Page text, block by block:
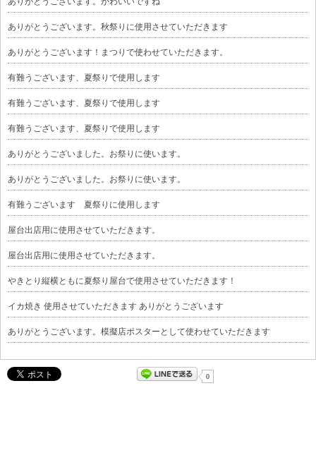
ありがとうございます。秋祭りに使用させていただきます
ありがとうございます！まつりで使わせていただきます。
有難うございます、夏祭りで使用します
有難うございます、夏祭りで使用します
有難うございます、夏祭りで使用します
ありがとうございました。お祭りに使います。
ありがとうございました。お祭りに使います。
有難うございます 夏祭りに使用します
屋台出店用に使用させていただきます。
屋台出店用に使用させていただきます。
やきとり縦横ともに夏祭り屋台で使用させていただきます！
イカ焼き 使用させていただきます ありがとうございます
ありがとうございます。模擬店ポスターとして使わせていただきます
0